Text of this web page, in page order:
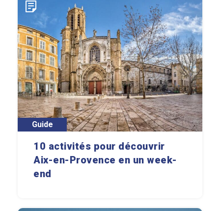
Guide
10 activités pour découvrir
Aix-en-Provence en un week-
end